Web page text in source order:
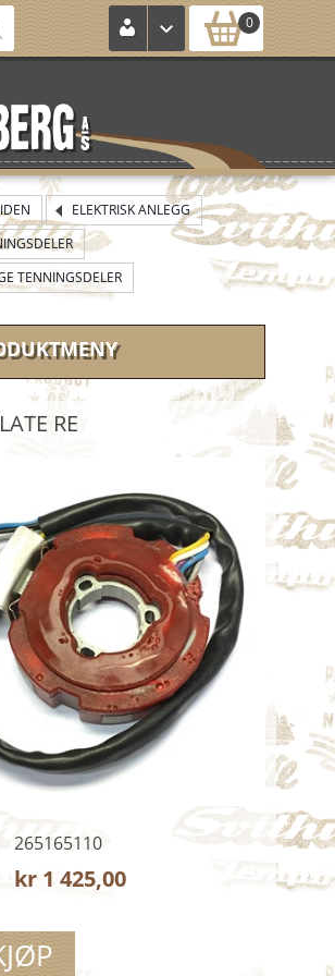
0
ELEKTRISK ANLEGG
TENNINGSDELER
/ FELG / DEKK MM.
ANLEGG
OG DELER
REFLEKSER OG DELER
ELEKTRISK
TENNINGSDELER
RE
265165110
kr 1 425,00